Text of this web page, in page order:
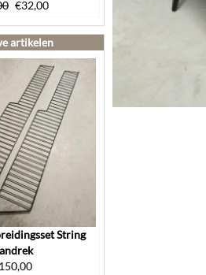
€32,00
artikelen
String